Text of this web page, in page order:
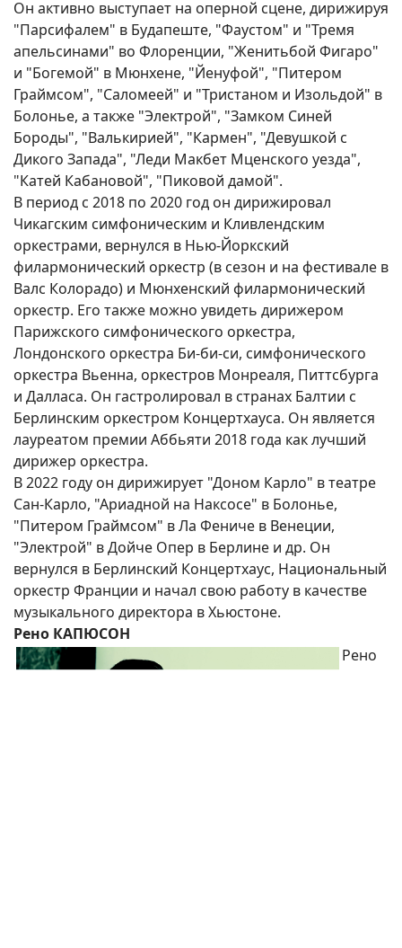
Он активно выступает на оперной сцене, дирижируя
"Парсифалем" в Будапеште, "Фаустом" и "Тремя
апельсинами" во Флоренции, "Женитьбой Фигаро"
и "Богемой" в Мюнхене, "Йенуфой", "Питером
Граймсом", "Саломеей" и "Тристаном и Изольдой" в
Болонье, а также "Электрой", "Замком Синей
Бороды", "Валькирией", "Кармен", "Девушкой с
Дикого Запада", "Леди Макбет Мценского уезда",
"Катей Кабановой", "Пиковой дамой".
В период с 2018 по 2020 год он дирижировал
Чикагским симфоническим и Кливлендским
оркестрами, вернулся в Нью-Йоркский
филармонический оркестр (в сезон и на фестивале в
Валс Колорадо) и Мюнхенский филармонический
оркестр. Его также можно увидеть дирижером
Парижского симфонического оркестра,
Лондонского оркестра Би-би-си, симфонического
оркестра Вьенна, оркестров Монреаля, Питтсбурга
и Далласа. Он гастролировал в странах Балтии с
Берлинским оркестром Концертхауса. Он является
лауреатом премии Аббьяти 2018 года как лучший
дирижер оркестра.
В 2022 году он дирижирует "Доном Карло" в театре
Сан-Карло, "Ариадной на Наксосе" в Болонье,
"Питером Граймсом" в Ла Фениче в Венеции,
"Электрой" в Дойче Опер в Берлине и др. Он
вернулся в Берлинский Концертхаус, Национальный
оркестр Франции и начал свою работу в качестве
музыкального директора в Хьюстоне.
Рено КАПЮСОН
Рено